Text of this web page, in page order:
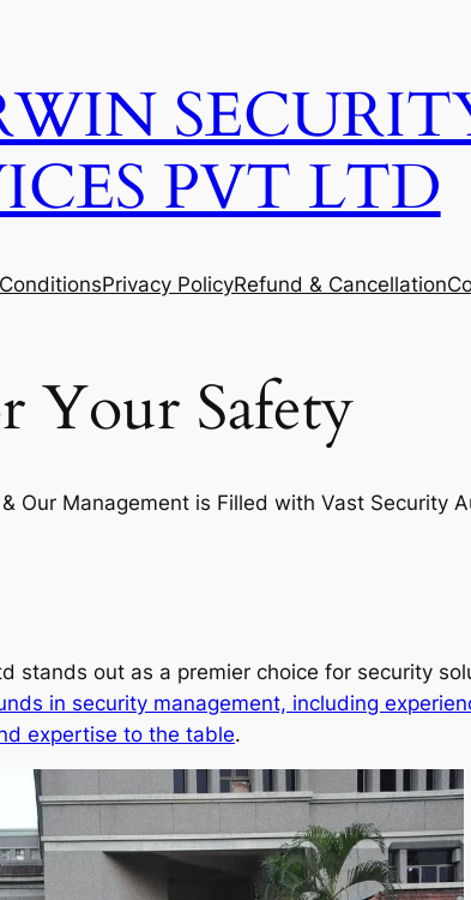
PVT LTD
Privacy PolicyRefund & Cancellation
Your Safety
Our Management is Filled with Vast Security
stands out as a premier choice for security
in security management, including
expertise to the table.